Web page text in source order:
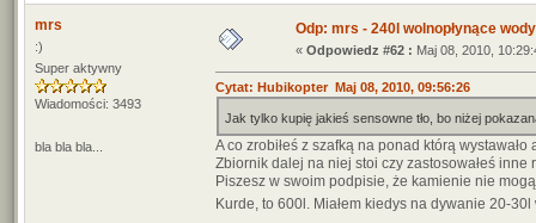
mrs
:)
Super aktywny
Wiadomości: 3493
bla bla bla...
Odp: mrs - 240l wolnopłynące
« Odpowiedz #62 : Maj 08, 2010,
Cytat: Hubikopter Maj 08, 2010, 09:56:26
Jak tylko kupię jakieś sensowne tło, bo niżej
A co zrobiłeś z szafką na ponad którą wystawało
Zbiornik dalej na niej stoi czy zastosowałeś inne
Piszesz w swoim podpisie, że kamienie nie
Kurde, to 600l. Miałem kiedys na dywanie 20-